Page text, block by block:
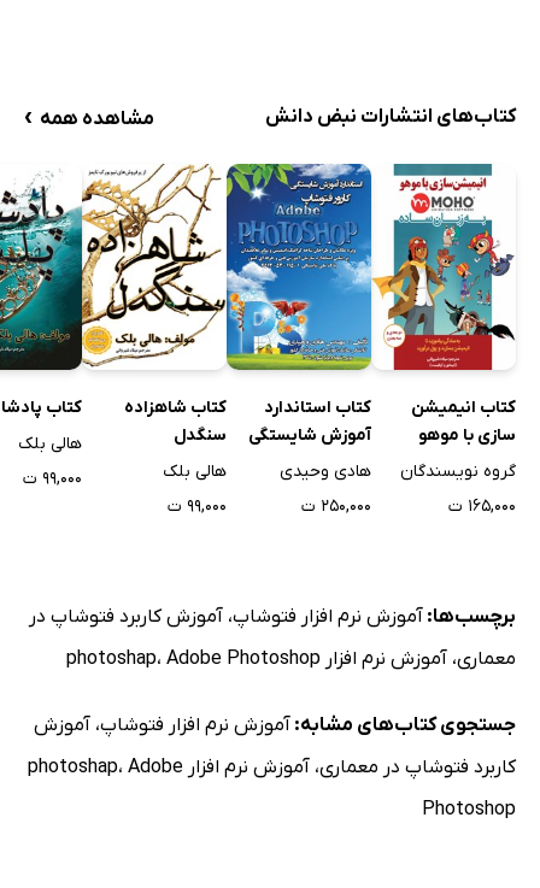
کتاب‌های انتشارات نبض دانش مشاهده همه ›
کتاب انیمیشن
سازی با موهو
MOHO به زبان
گروه نویسندگان
۱۶۵,۰۰۰ ت
کتاب استاندارد
آموزش شایستگی
کارور فتوشاپ
هادی وحیدی
۲۵۰,۰۰۰ ت
کتاب شاهزاده
سنگدل
هالی بلک
۹۹,۰۰۰ ت
کتاب
هالی بلک
۹۹,۰۰۰ ت
برچسب‌ها: آموزش نرم افزار فتوشاپ، آموزش کاربرد فتوشاپ در
معماری، آموزش نرم افزار photoshap ، Adobe Photoshop
جستجوی کتاب‌های مشابه: آموزش نرم افزار فتوشاپ، آموزش
کاربرد فتوشاپ در معماری، آموزش نرم افزار photoshap ، Adobe
Photoshop